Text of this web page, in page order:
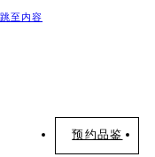
跳至内容
预约品鉴